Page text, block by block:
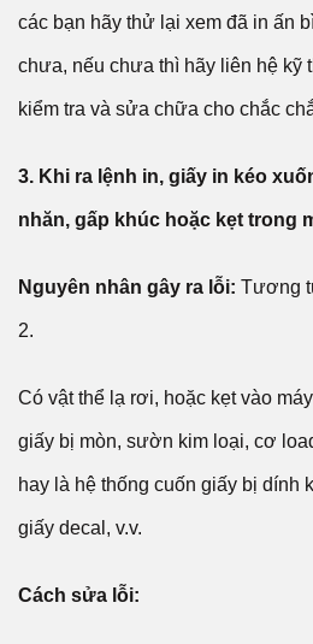
các bạn hãy thử lại xem đã in ấn
chưa, nếu chưa thì hãy liên hệ kỹ
kiểm tra và sửa chữa cho chắc
3. Khi ra lệnh in, giấy in kéo
nhăn, gấp khúc hoặc kẹt trong
Nguyên nhân gây ra lỗi: Tương
2.
Có vật thể lạ rơi, hoặc kẹt vào
giấy bị mòn, sườn kim loại, cơ
hay là hệ thống cuốn giấy bị dính
giấy decal, v.v.
Cách sửa lỗi: